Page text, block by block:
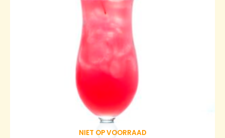
NIET OP VOORRAAD